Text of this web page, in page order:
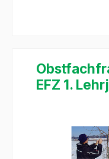
EFZ 1.
Bildergalerie